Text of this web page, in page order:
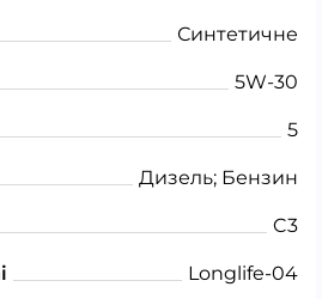
Синтетичне
5W-30
5
Дизель; Бензин
C3
Longlife-04